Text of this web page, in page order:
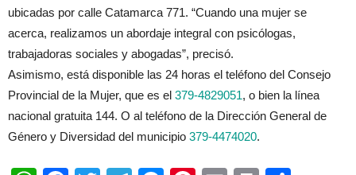
ubicadas por calle Catamarca 771. “Cuando una mujer se
acerca, realizamos un abordaje integral con psicólogas,
trabajadoras sociales y abogadas”, precisó.
Asimismo, está disponible las 24 horas el teléfono del Consejo
Provincial de la Mujer, que es el 379-4829051, o bien la línea
nacional gratuita 144. O al teléfono de la Dirección General de
Género y Diversidad del municipio 379-4474020.